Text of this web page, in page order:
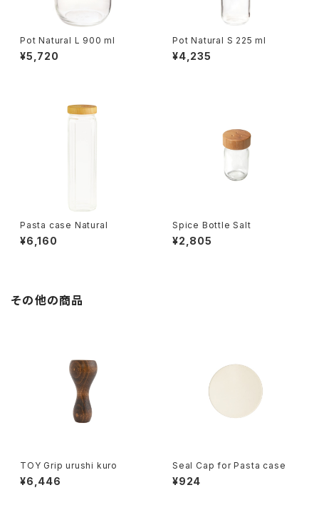
Pot Natural L 900 ml
¥5,720
Pot Natural S 225 ml
¥4,235
Pasta case Natural
¥6,160
Spice Bottle Salt
¥2,805
その他の商品
TOY Grip urushi kuro
¥6,446
Seal Cap for Pasta case
¥924